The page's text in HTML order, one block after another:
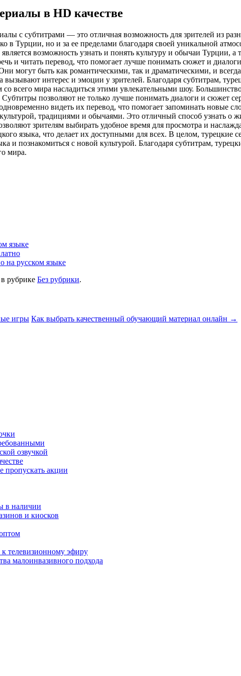
в HD качестве
с субтитрами — это отличная возможность для зрителей из
в Турции, но и за ее пределами благодаря своей уникальной
возможность узнать и понять культуру и обычаи Турции,
и читать перевод, что помогает лучше понимать сюжет и
могут быть как романтическими, так и драматическими, и
вызывают интерес и эмоции у зрителей. Благодаря субтитрам,
всего мира насладиться этими увлекательными шоу.
позволяют не только лучше понимать диалоги и сюжет
видеть их перевод, что помогает запоминать новые
традициями и обычаями. Это отличный способ узнать о
зрителям выбирать удобное время для просмотра и
языка, что делает их доступными для всех. В целом, турецкие
и познакомиться с новой культурой. Благодаря субтитрам,
мира.
языке
на русском языке
в рубрике Без рубрики.
игры Как выбрать качественный обучающий материал онлайн →
озвучкой
пропускать акции
в наличии
и киосков
телевизионному эфиру
малоинвазивного подхода